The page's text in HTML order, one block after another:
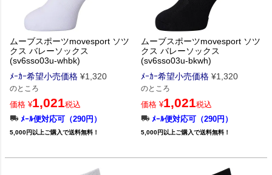
ムーブスポーツmovesport ソツ
クス バレーソックス
(sv6sso03u-whbk)
ﾒｰｶｰ希望小売価格 ¥1,320
のところ
価格 ¥1,021税込
ﾒｰﾙ便対応可（290円）
5,000円以上ご購入で送料無料！
ムーブスポーツmovesport ソツ
クス バレーソックス
(sv6sso03u-bkwh)
ﾒｰｶｰ希望小売価格 ¥1,320
のところ
価格 ¥1,021税込
ﾒｰﾙ便対応可（290円）
5,000円以上ご購入で送料無料！